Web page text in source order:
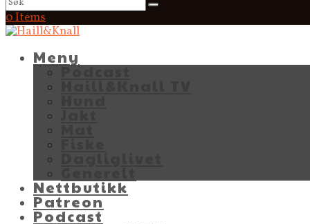
0 Items
Meny
Podcast
Nettbutikk
Patreon
Podcast